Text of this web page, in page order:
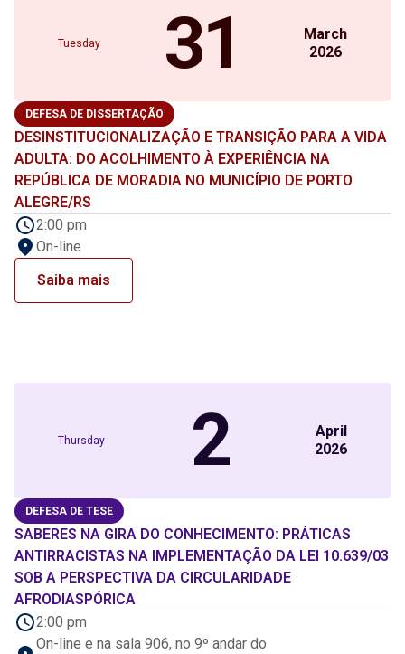
Tuesday 31
March
2026
DEFESA DE DISSERTAÇÃO
DESINSTITUCIONALIZAÇÃO E TRANSIÇÃO PARA A VIDA
ADULTA: DO ACOLHIMENTO À EXPERIÊNCIA NA
REPÚBLICA DE MORADIA NO MUNICÍPIO DE PORTO
ALEGRE/RS
2:00 pm
On-line
Saiba mais
Thursday 2
April
2026
DEFESA DE TESE
SABERES NA GIRA DO CONHECIMENTO: PRÁTICAS
ANTIRRACISTAS NA IMPLEMENTAÇÃO DA LEI 10.639/03
SOB A PERSPECTIVA DA CIRCULARIDADE
AFRODIASPÓRICA
2:00 pm
On-line e na sala 906, no 9º andar do